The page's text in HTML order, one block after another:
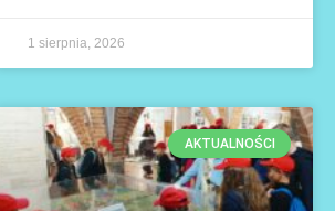
1 sierpnia, 2026
AKTUALNOŚCI